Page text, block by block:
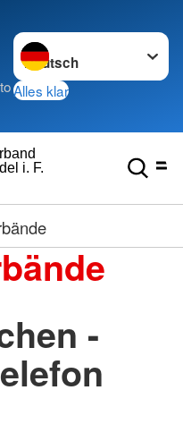
Sprache wechseln zu
Alles klar
i. F.
-